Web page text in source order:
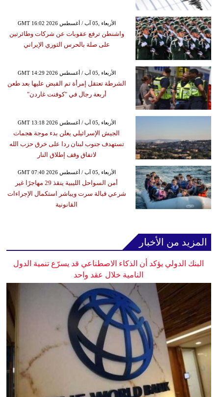
GMT 16:02 2026 الأربعاء ,05 آب / أغسطس
واشنطن ترفع عقوبات عن شركات وطائرتين
على صلة بالحرس الثوري الإيراني
GMT 14:29 2026 الأربعاء ,05 آب / أغسطس
الشرطة تعتقل إمرأة تم القبض عليها بعد طعن
أربعة رجال في "كوفنت غاردن"
GMT 13:18 2026 الأربعاء ,05 آب / أغسطس
الجيش الإسرائيلي يعلن بدء موجة هجمات
تستهدف جنوب لبنان ردا على خرق حزب الله
لاتفاق وقف إطلاق النار
GMT 07:40 2026 الأربعاء ,05 آب / أغسطس
أمن السواحل الليبية ينقذ 29 مهاجرًا غير
شرعي قبالة سرت ويباشر استكمال الإجراءات
القانونية
المزيد من الأخبار
البنك الدولي يؤكد أن الذكاء الاصطناعي قد يسرّع تنمية الدول
النامية خلال عقد واحد